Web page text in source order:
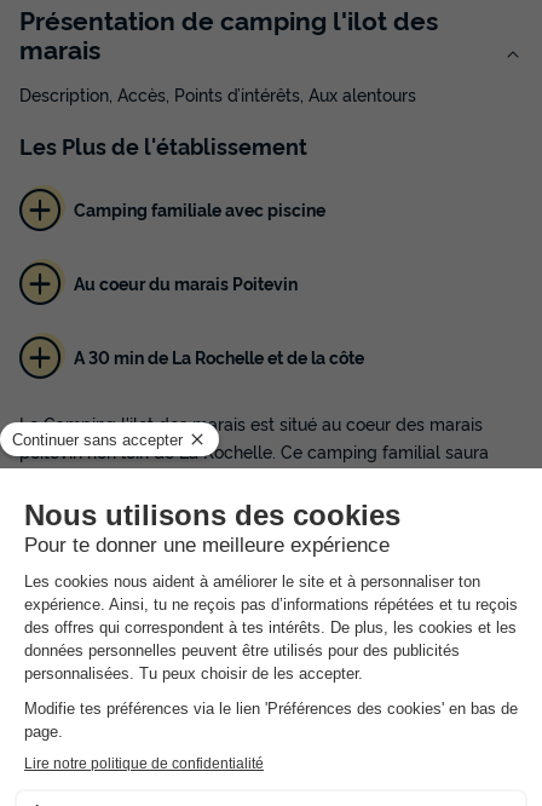
Présentation de camping l'ilot des
marais
Description, Accès, Points d’intérêts, Aux alentours
Les Plusde l'établissement
Camping familiale avec piscine
Au coeur du marais Poitevin
A 30 min de La Rochelle et de la côte
Le Camping l'ilot des marais est situé au coeur des marais
poitevin non loin de La Rochelle. Ce camping familial saura
avec la côte vendéenne. Vous pourrez profiter sur place d'une
petite piscine extérieure.
Du côté des activités, vous trouverez notamment un terrain de
pétanque, une table de ping-pong ou encore une aire de jeux
pour les enfants.
Du côté des services, un snack/ friterie avec une petite
terrasse est à votre disposition. Le camping vous propose
également un service de dépôt pain ou encore une épicerie